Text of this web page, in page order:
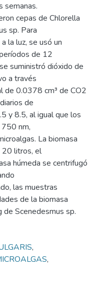
semanas.
cepas de Chlorella
sp. Para
la luz, se usó un
de 12
suministró dióxido de
a través
de 0.0378 cm³ de CO2
de
y 8.5, al igual que los
nm,
La biomasa
20 litros, el
húmeda se centrifugó
las muestras
de la biomasa
de Scenedesmus sp.
,
,